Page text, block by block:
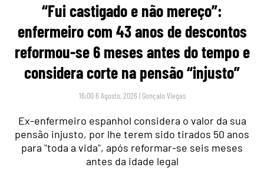
“Fui castigado e não mereço”:
enfermeiro com 43 anos de descontos
reformou-se 6 meses antes do tempo e
considera corte na pensão “injusto”
16:00 6 Agosto, 2026 | Gonçalo Viegas
Ex-enfermeiro espanhol considera o valor da sua
pensão injusto, por lhe terem sido tirados 50 anos
para "toda a vida", após reformar-se seis meses
antes da idade legal